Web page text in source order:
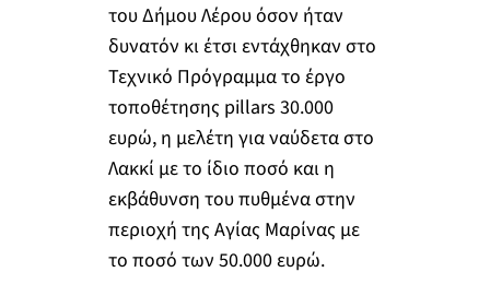
του Δήμου Λέρου όσον ήταν
δυνατόν κι έτσι εντάχθηκαν στο
Τεχνικό Πρόγραμμα το έργο
τοποθέτησης pillars 30.000
ευρώ, η μελέτη για ναύδετα στο
Λακκί με το ίδιο ποσό και η
εκβάθυνση του πυθμένα στην
περιοχή της Αγίας Μαρίνας με
το ποσό των 50.000 ευρώ.